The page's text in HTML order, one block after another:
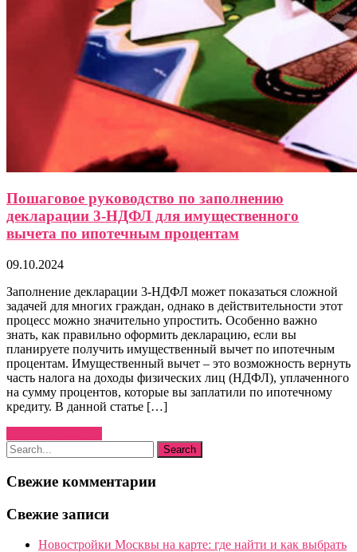
Пошаговое руководство по заполнению
декларации 3-НДФЛ для имущественного
вычета по ипотечным процентам
09.10.2024
Заполнение декларации 3-НДФЛ может показаться сложной
задачей для многих граждан, однако в действительности этот
процесс можно значительно упростить. Особенно важно
знать, как правильно оформить декларацию, если вы
планируете получить имущественный вычет по ипотечным
процентам. Имущественный вычет – это возможность вернуть
часть налога на доходы физических лиц (НДФЛ), уплаченного
на сумму процентов, которые вы заплатили по ипотечному
кредиту. В данной статье […]
Свежие комментарии
Свежие записи
Новостройки Москвы на карте: где найти и как выбрать